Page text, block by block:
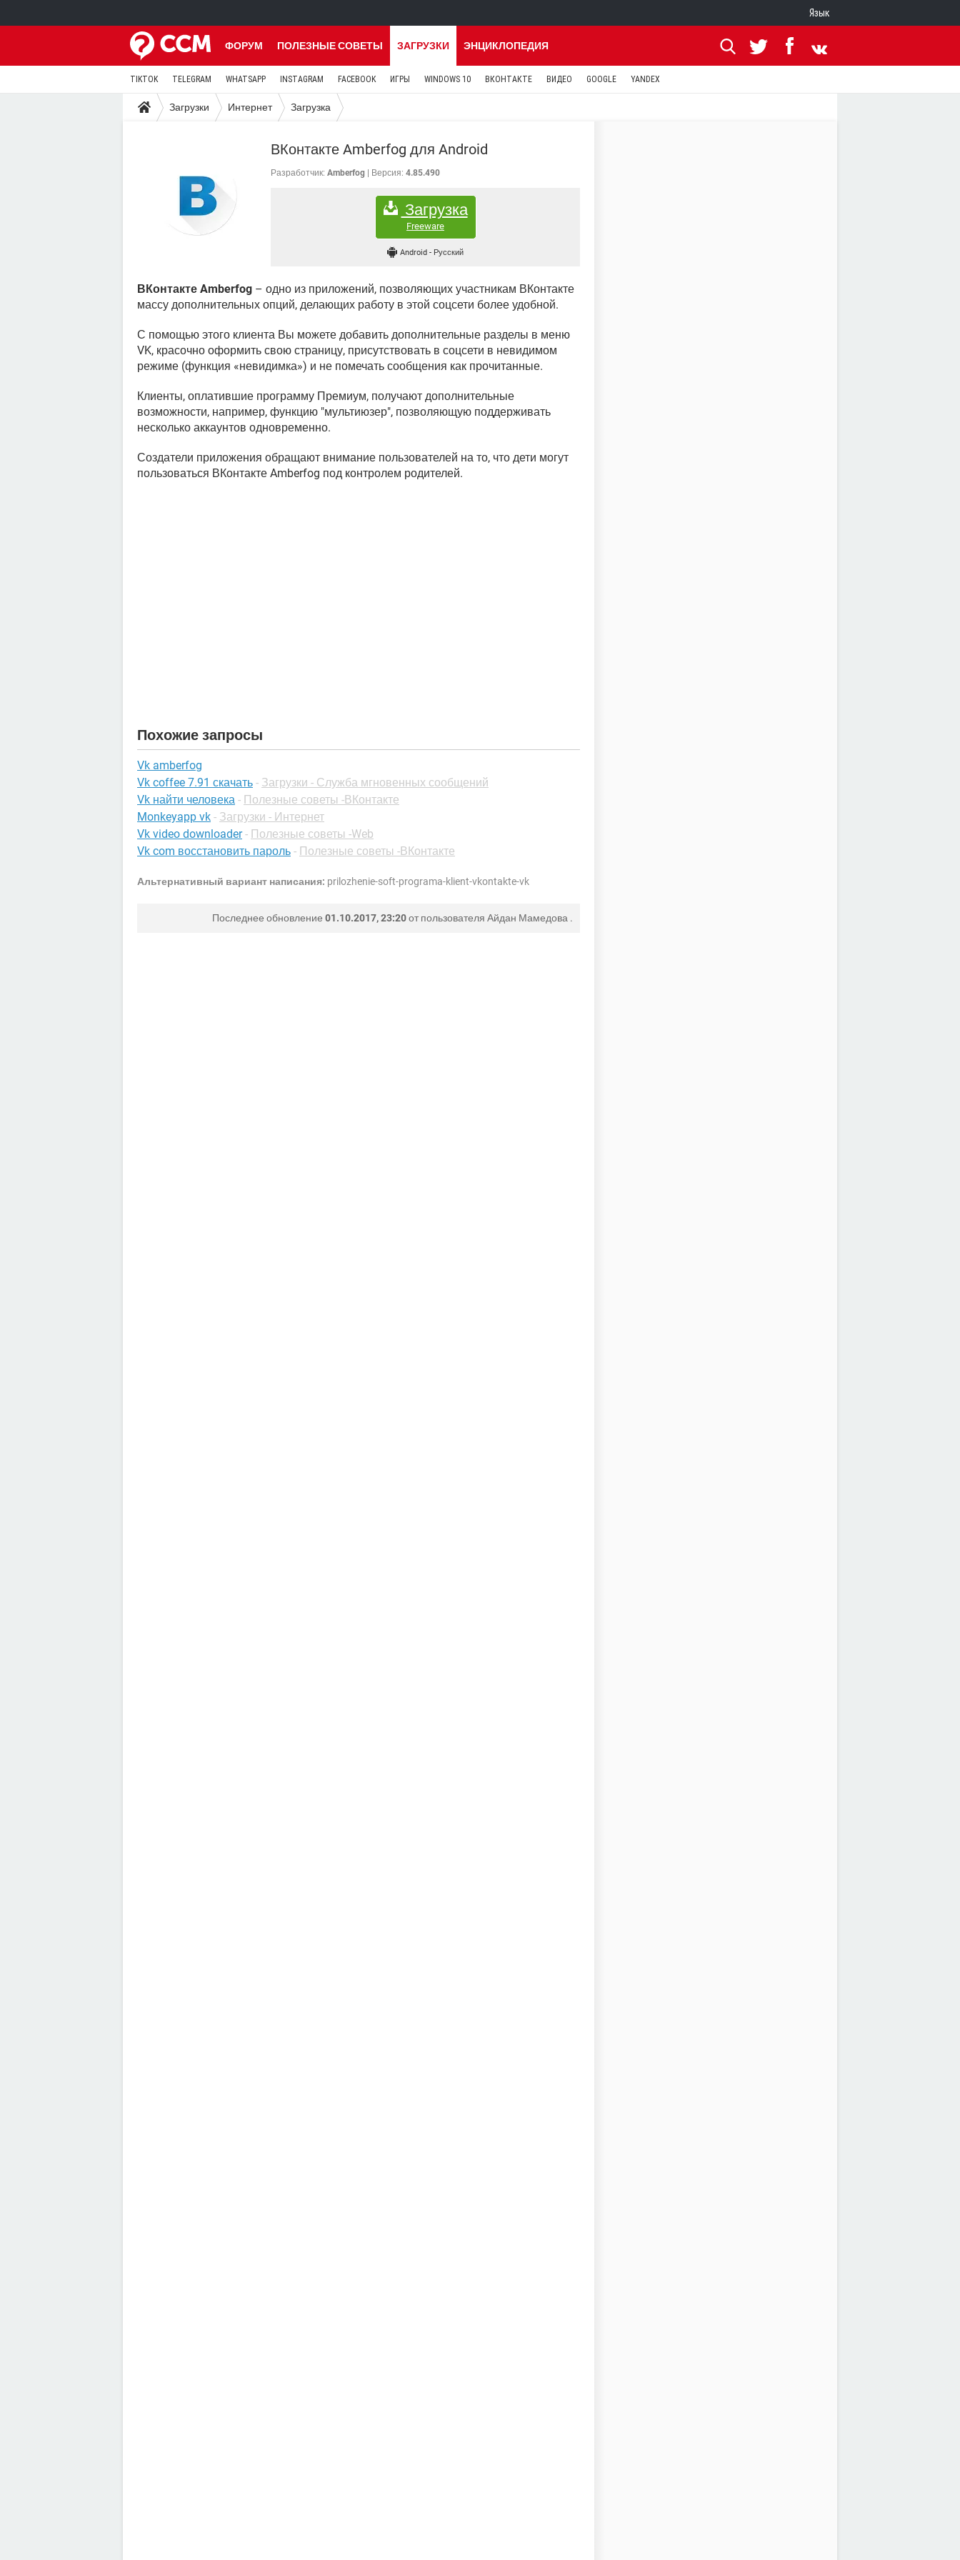
Язык
ФОРУМ ПОЛЕЗНЫЕ СОВЕТЫ ЗАГРУЗКИ ЭНЦИКЛОПЕДИЯ
TIKTOK TELEGRAM WHATSAPP INSTAGRAM FACEBOOK ИГРЫ WINDOWS 10 ВКОНТАКТЕ ВИДЕО GOOGLE YANDEX
Загрузки Интернет Загрузка
ВКонтакте Amberfog для Android
Разработчик: Amberfog Версия: 4.85.490
Загрузка
Freeware
Android - Русский
ВКонтакте Amberfog – одно из приложений, позволяющих участникам ВКонтакте
массу дополнительных опций, делающих работу в этой соцсети более удобной.
С помощью этого клиента Вы можете добавить дополнительные разделы в меню
VK, красочно оформить свою страницу, присутствовать в соцсети в невидимом
режиме (функция «невидимка») и не помечать сообщения как прочитанные.
Клиенты, оплатившие программу Премиум, получают дополнительные
возможности, например, функцию "мультиюзер", позволяющую поддерживать
несколько аккаунтов одновременно.
Создатели приложения обращают внимание пользователей на то, что дети могут
пользоваться ВКонтакте Amberfog под контролем родителей.
Похожие запросы
Vk amberfog
Vk coffee 7.91 скачать - Загрузки - Служба мгновенных сообщений
Vk найти человека - Полезные советы -ВКонтакте
Monkeyapp vk - Загрузки - Интернет
Vk video downloader - Полезные советы -Web
Vk com восстановить пароль - Полезные советы -ВКонтакте
Альтернативный вариант написания: prilozhenie-soft-programa-klient-vkontakte-vk
Последнее обновление 01.10.2017, 23:20от пользователя Айдан Мамедова .